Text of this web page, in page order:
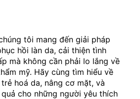
tôi mang đến giải pháp
hồi làn da, cải thiện tình
mà không cần phải lo lắng về
mỹ. Hãy cùng tìm hiểu về
hoá da, nâng cơ mặt, và
cho những người yêu thích